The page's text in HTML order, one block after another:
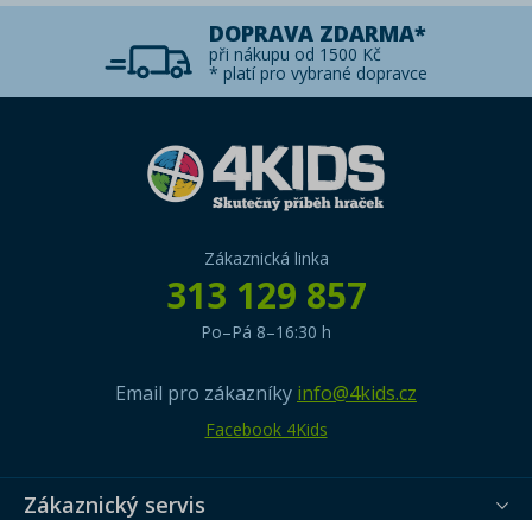
DOPRAVA ZDARMA*
při nákupu od 1500 Kč
* platí pro vybrané dopravce
Zákaznická linka
313 129 857
Po–Pá 8–16:30 h
Email pro zákazníky info@4kids.cz
Facebook 4Kids
Zákaznický servis